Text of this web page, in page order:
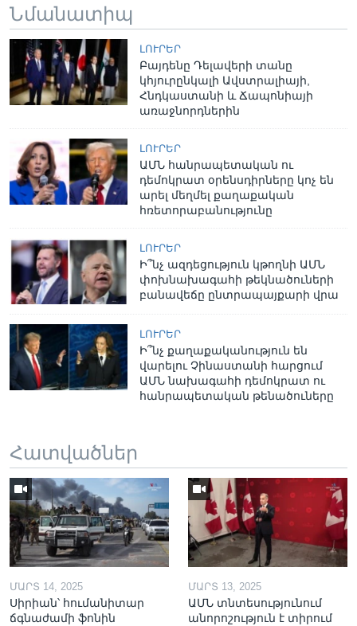
Նմանատիպ
ԼՈՒՐԵՐ
Բայդենը Դելավերի տանը
կհյուրընկալի Ավստրալիայի,
Հնդկաստանի և Ճապոնիայի
առաջնորդներին
ԼՈՒՐԵՐ
ԱՄՆ հանրապետական ու
դեմոկրատ օրենսդիրները կոչ են
արել մեղմել քաղաքական
հռետորաբանությունը
ԼՈՒՐԵՐ
Ի՞նչ ազդեցություն կթողնի ԱՄՆ
փոխնախագահի թեկնածուների
բանավեճը ընտրապայքարի վրա
ԼՈՒՐԵՐ
Ի՞նչ քաղաքականություն են
վարելու Չինաստանի հարցում
ԱՄՆ նախագահի դեմոկրատ ու
հանրապետական թենածուները
Հատվածներ
ՄԱՐՏ 14, 2025
Սիրիան՝ հումանիտար
ճգնաժամի ֆոնին
ՄԱՐՏ 13, 2025
ԱՄՆ տնտեսությունում
անորոշություն է տիրում